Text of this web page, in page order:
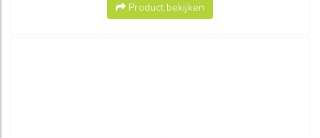
Product bekijken